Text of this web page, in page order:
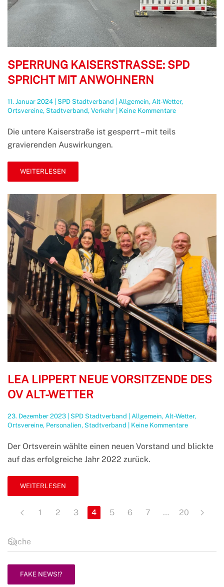
SPERRUNG KAISERSTRASSE: SPD S
PRICHT MIT ANWOHNERN
11. Januar 2024 SPD Stadtverband Allgemein, Alt-Wetter,
Ortsvereine, Stadtverband, Verkehr Keine Kommentarezu
Die untere Kaiserstraße ist gesperrt – mit teils
gravierenden Auswirkungen.
WEITERLESEN
LEA LIPPERT NEUE VORSITZENDE DES
OV ALT-WETTER
23. Dezember 2023 SPD Stadtverband Allgemein, Alt-Wetter,
Ortsvereine, Personalien, Stadtverband Keine Kommentarezu
Lippert
neue
Der Ortsverein wählte einen neuen Vorstand und blickte
auf das erfolgreiche Jahr 2022 zurück.
WEITERLESEN
1 2 3 4 5 6 7 … 20
FAKE NEWS!?